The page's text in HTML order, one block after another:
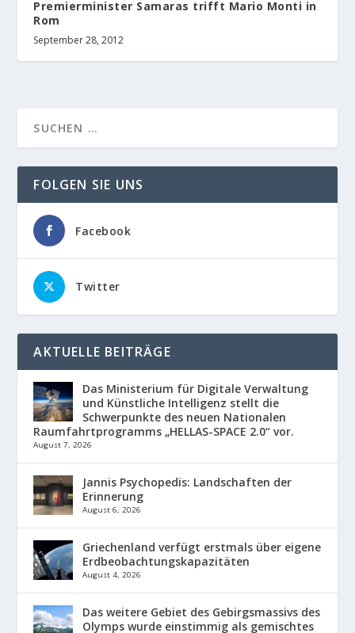
Premierminister Samaras trifft Mario Monti in
Rom
September 28, 2012
FOLGEN SIE UNS
Facebook
Twitter
AKTUELLE BEITRÄGE
Das Ministerium für Digitale Verwaltung
und Künstliche Intelligenz stellt die
Schwerpunkte des neuen Nationalen
Raumfahrtprogramms „HELLAS-SPACE 2.0“ vor.
August 7, 2026
Jannis Psychopedis: Landschaften der
Erinnerung
August 6, 2026
Griechenland verfügt erstmals über eigene
Erdbeobachtungskapazitäten
August 4, 2026
Das weitere Gebiet des Gebirgsmassivs des
Olymps wurde einstimmig als gemischtes